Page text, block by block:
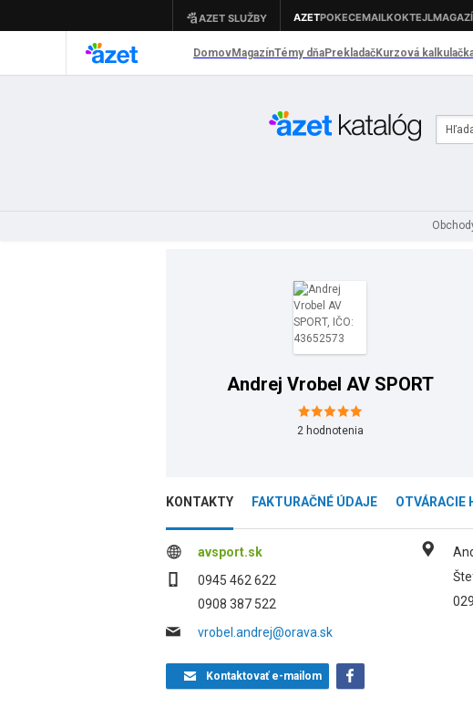
Andrej Vrobel AV SPORT
2hodnotenia
KONTAKTY FAKTURAČNÉ ÚDAJE OTVÁRACIE
avsport.sk
0945 462 622
0908 387 522
vrobel.andrej@orava.sk
Kontaktovaťe-mailom